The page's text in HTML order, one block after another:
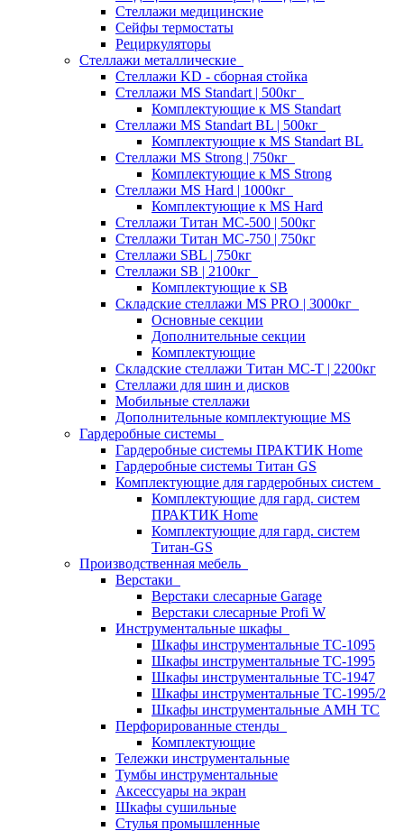
Стеллажи медицинские
Сейфы термостаты
Рециркуляторы
Стеллажи металлические
Стеллажи KD - сборная стойка
Стеллажи MS Standart | 500кг
Комплектующие к MS Standart
Стеллажи MS Standart BL | 500кг
Комплектующие к MS Standart BL
Стеллажи MS Strong | 750кг
Комплектующие к MS Strong
Стеллажи MS Hard | 1000кг
Комплектующие к MS Hard
Стеллажи Титан МС-500 | 500кг
Стеллажи Титан МС-750 | 750кг
Стеллажи SBL | 750кг
Стеллажи SB | 2100кг
Комплектующие к SB
Складские стеллажи MS PRO | 3000кг
Основные секции
Дополнительные секции
Комплектующие
Складские стеллажи Титан МС-Т | 2200кг
Стеллажи для шин и дисков
Мобильные стеллажи
Дополнительные комплектующие MS
Гардеробные системы
Гардеробные системы ПРАКТИК Home
Гардеробные системы Титан GS
Комплектующие для гардеробных систем
Комплектующие для гард. систем
ПРАКТИК Home
Комплектующие для гард. систем
Титан-GS
Производственная мебель
Верстаки
Верстаки слесарные Garage
Верстаки слесарные Profi W
Инструментальные шкафы
Шкафы инструментальные TC-1095
Шкафы инструментальные TC-1995
Шкафы инструментальные TC-1947
Шкафы инструментальные TC-1995/2
Шкафы инструментальные AMH TC
Перфорированные стенды
Комплектующие
Тележки инструментальные
Тумбы инструментальные
Аксессуары на экран
Шкафы сушильные
Стулья промышленные